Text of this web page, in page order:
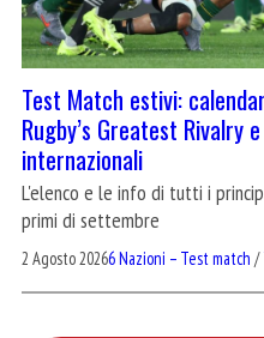
Test Match estivi:
Rugby’s Greatest
internazionali
L'elenco e le info di tutti i
primi di settembre
2 Agosto 20266 Nazioni – Test match /